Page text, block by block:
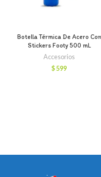
Botella Térmica De Acero Con
Stickers Footy 500 mL
Accesorios
$599